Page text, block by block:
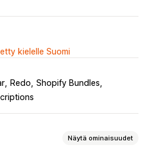
kielelle Suomi
Redo Shopify Bundles
Näytä ominaisuudet